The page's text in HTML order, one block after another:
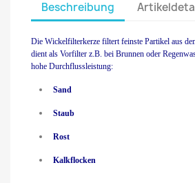
Beschreibung
Die Wickelfilterkerze filtert feinste Partikel aus
dient als Vorfilter z.B. bei Brunnen oder
hohe Durchflussleistung:
Sand
Staub
Rost
Kalkflocken